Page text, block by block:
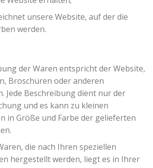
unsere Website, auf der die
werden.
der Waren entspricht der Website,
Broschüren oder anderen
Jede Beschreibung dient nur der
und es kann zu kleinen
in Größe und Farbe der gelieferten
die nach Ihren speziellen
hergestellt werden, liegt es in Ihrer